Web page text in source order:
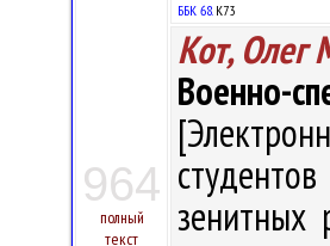
964
полный
текст
ББК 68.К73
Кот, Олег
Военно-
зенитных